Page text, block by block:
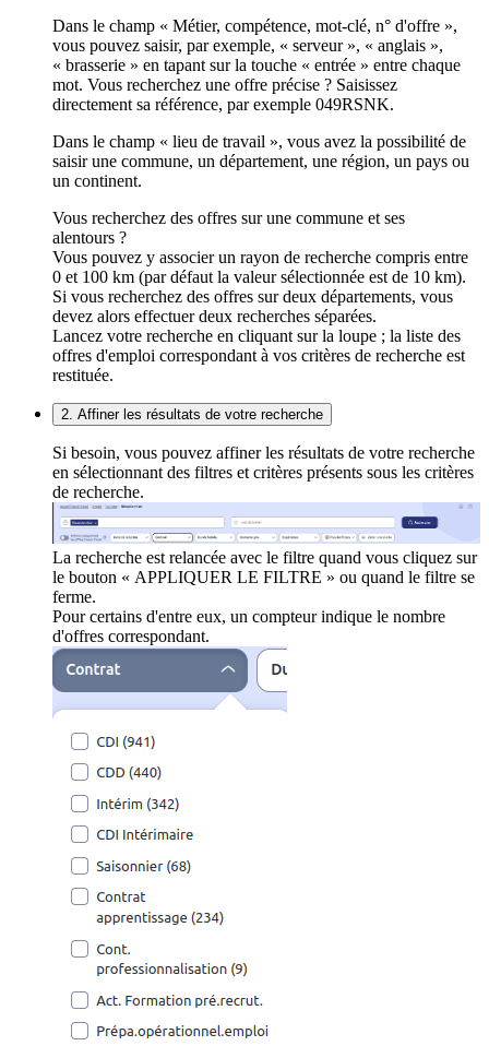
Dans le champ « Métier, compétence, mot-clé, n° d'offre »,
vous pouvez saisir, par exemple, « serveur », « anglais »,
« brasserie » en tapant sur la touche « entrée » entre chaque
mot. Vous recherchez une offre précise ? Saisissez
directement sa référence, par exemple 049RSNK.
Dans le champ « lieu de travail », vous avez la possibilité de
saisir une commune, un département, une région, un pays ou
un continent.
Vous recherchez des offres sur une commune et ses
alentours ?
Vous pouvez y associer un rayon de recherche compris entre
0 et 100 km (par défaut la valeur sélectionnée est de 10 km).
Si vous recherchez des offres sur deux départements, vous
devez alors effectuer deux recherches séparées.
Lancez votre recherche en cliquant sur la loupe ; la liste des
offres d'emploi correspondant à vos critères de recherche est
restituée.
2. Affiner les résultats de votre recherche
Si besoin, vous pouvez affiner les résultats de votre recherche
en sélectionnant des filtres et critères présents sous les critères
de recherche.
La recherche est relancée avec le filtre quand vous cliquez sur
le bouton « APPLIQUER LE FILTRE » ou quand le filtre se
ferme.
Pour certains d'entre eux, un compteur indique le nombre
d'offres correspondant.